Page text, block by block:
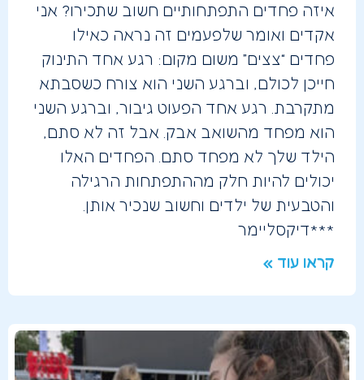
איזה פחדים התפתחותיים חשוב שתכירו? אני
אקדים ואומר שלפעמים זה נראה כאילו
פחדים “צצים” משום מקום: רגע אחד התינוק
חייכן לכולם, וברגע השני הוא צורח כשסבתא
מתקרבת. רגע אחד הפעוט גיבור, וברגע השני
הוא מפחד מהשואב אבק. אבל זה לא סתם,
הילד שלך לא מפחד סתם. הפחדים האלו
יכולים להיות חלק מההתפתחות הרגילה
והטבעית של ילדים וחשוב שנכיר אותן.
***דיקסליימר
קראו עוד »